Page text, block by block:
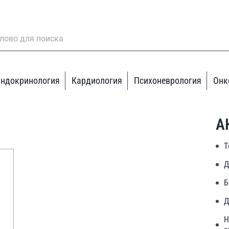
Кардиология Психоневрология